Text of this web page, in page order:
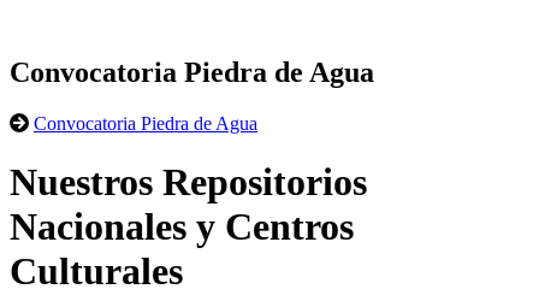
Convocatoria Piedra de Agua
Convocatoria Piedra de Agua
Nuestros Repositorios
Nacionales y Centros
Culturales